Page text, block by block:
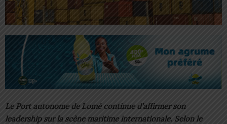
Le Port autonome de Lomé continue d’affirmer son
leadership sur la scène maritime internationale. Selon le